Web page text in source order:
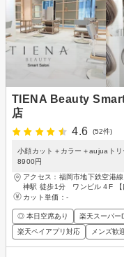
TIENA Beauty
店
4.6
(52件)
小顔カット＋カラー＋aujuaト
8900円
アクセス：福岡市地下鉄空港
神駅 徒歩1分 ワンビル４F 【
カット単価： -
◎ 本日空席あり 楽天スーパー
楽天ペイアプリ対応
メンズ歓